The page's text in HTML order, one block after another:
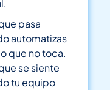
pasa
automatizas
que no toca.
se siente
tu equipo